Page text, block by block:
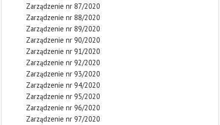
Zarządzenie nr 87/2020
Zarządzenie nr 88/2020
Zarządzenie nr 89/2020
Zarządzenie nr 90/2020
Zarządzenie nr 91/2020
Zarządzenie nr 92/2020
Zarządzenie nr 93/2020
Zarządzenie nr 94/2020
Zarządzenie nr 95/2020
Zarządzenie nr 96/2020
Zarządzenie nr 97/2020